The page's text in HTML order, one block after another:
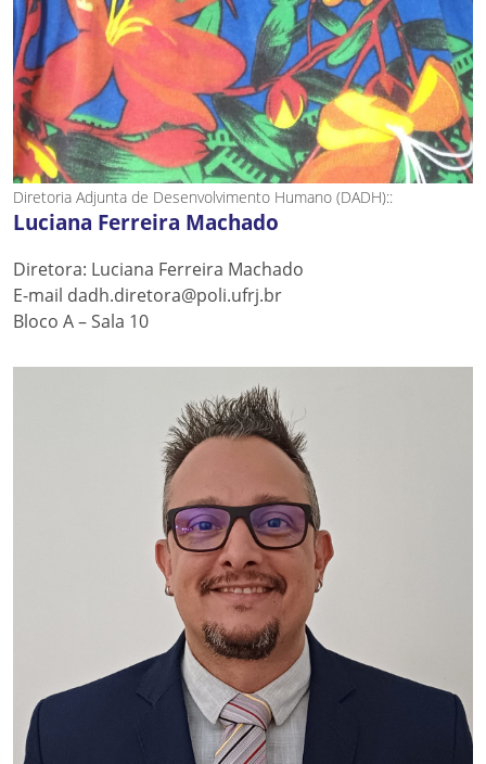
Diretoria Adjunta de Desenvolvimento Humano (DADH)::
Luciana Ferreira Machado
Diretora: Luciana Ferreira Machado
E-mail dadh.diretora@poli.ufrj.br
Bloco A – Sala 10